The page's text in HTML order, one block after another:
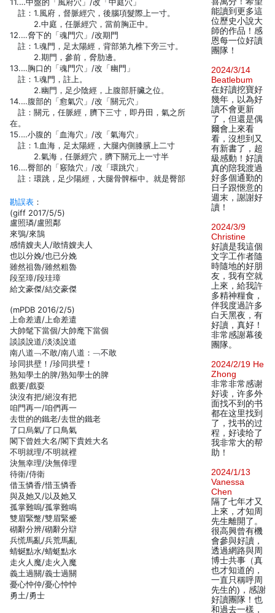
註：1.風府，督脈經穴，後腦項髮際上一寸。
2.中庭，任脈經穴，當前胸正中。
12.…脅下的「魂門穴」/改期門
註：1.魂門，足太陽經，背部第九椎下旁三寸。
2.期門，參前，脅肋邊。
13.…胸口的「魂門穴」/改「幽門」
註：1.魂門，註上。
2.幽門，足少陰經，上腹部肝臟之位。
14.…腹部的「愈氣穴」/改「關元穴」
註：關元，任脈經，臍下三寸，即丹田，氣之所
在。
15.…小腹的「血海穴」/改「氣海穴」
註：1.血海，足太陽經，大腿內側膝臏上二寸
2.氣海，任脈經穴，臍下關元上一寸半
16.…臀部的「竅陰穴」/改「環跳穴」
註：環跳，足少陽經，大腿骨髀樞中。就是臀部
勘誤表 ：
(giff 2017/5/5)
盧照璘/盧照鄰
來鴞/來鵠
感情嫂夫人/敢情嫂夫人
也以分娩/也已分娩
雖然祖魯/雖然粗魯
段至璋/段珪璋
給文豪傑/結交豪傑
(mPDB 2016/2/5)
上命差遺/上命差遣
大帥髦下當個/大帥麾下當個
談談說道/淡淡說道
南八道﹁不敢/南八道：﹁不敢
珍同拱壁！/珍同拱璧！
熟知學土的脾/熟知學士的脾
戲要/戲耍
決沒有把/絕沒有把
咱門再一/咱們再一
去世的的鐵老/去世的鐵老
了口烏氣/了口鳥氣
閣下曾姓大名/閣下貴姓大名
不明就理/不明就裡
決無幸理/決無倖理
待衛/侍衛
借玉憐香/惜玉憐香
與及她又/以及她又
孤掌難嗚/孤掌難鳴
雙眉緊蹩/雙眉緊蹙
砌辭分辨/砌辭分辯
兵慌馬亂/兵荒馬亂
蜻蜒點水/蜻蜓點水
走火人魔/走火入魔
義土過關/義士過關
憂心忡仲/憂心忡忡
勇土/勇士
能讀到更多這
位歷史小說大
師的作品！感
恩每一位好讀
團隊！
2024/3/14
Beatlebum
在好讀挖寶好
幾年，以為好
讀不會更新
了，但還是偶
爾會上來看
看，沒想到又
有新書了，超
級感動！好讀
真的陪我渡過
好多個通勤的
日子跟愜意的
週末，謝謝好
讀！
2024/3/9
Christine
好讀是我這個
文字工作者隨
時隨地的好朋
友，我有空就
上來，給我許
多精神糧食，
伴我度過許多
白天黑夜，有
好讀，真好！
非常感謝幕後
團隊。
2024/2/19 He
Zhong
非常非常感谢
好读，许多外
面找不到的书
都在这里找到
了，找书的过
程，好读给了
我非常大的帮
助！
2024/1/13
Vanessa
Chen
隔了七年才又
上來，才知周
先生離開了。
很高興曾有機
會參與好讀，
透過網路與周
博士共事（真
也才知道的，
一直只稱呼周
先生的)，感謝
好讀團隊！也
和過去一樣，